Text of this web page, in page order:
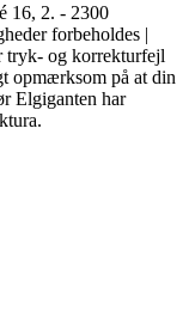
16, 2. - 2300
forbeholdes |
tryk- og korrekturfejl
opmærksom på at din
Elgiganten har